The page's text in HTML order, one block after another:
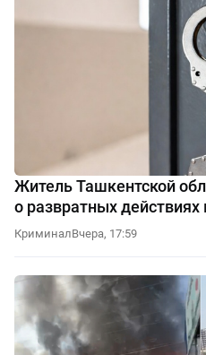
Житель Ташкентской
о развратных
КриминалВчера, 17:59